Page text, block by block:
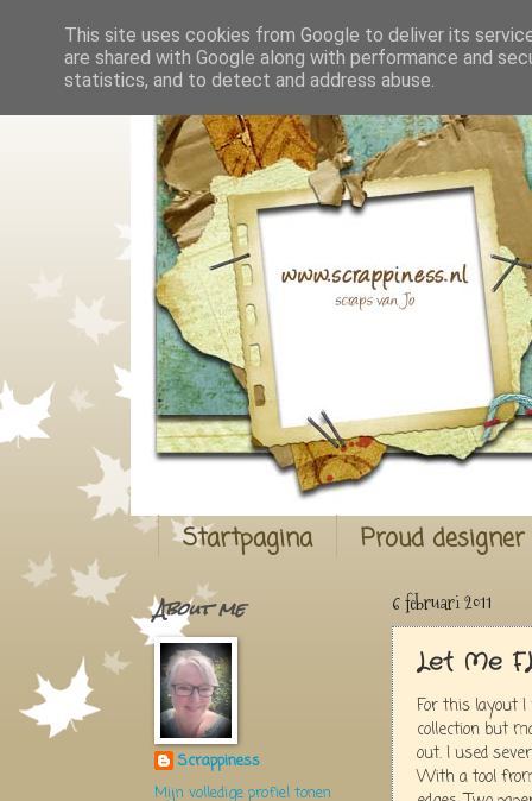
Startpagina Proud
6 februari 2011
Let Me
For this layout
collection but
out. I used
With a tool
About me
Scrappiness
Mijn volledige profiel tonen
This site uses cookies from Google to deliver its
are shared with Google along with performance and
statistics, and to detect and address abuse.